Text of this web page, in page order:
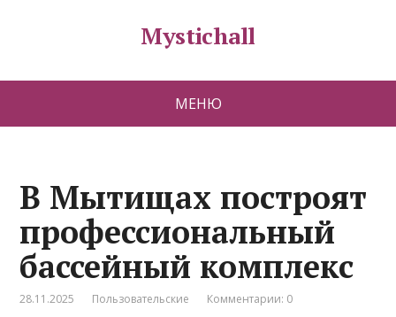
Mystichall
МЕНЮ
В Мытищах построят
профессиональный
бассейный комплекс
28.11.2025 Пользовательские Комментарии: 0